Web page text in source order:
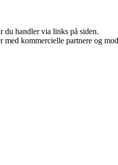
du handler via links på siden.
kommercielle partnere og